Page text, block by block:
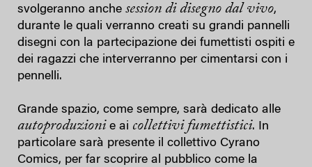
svolgeranno anche session di disegno dal vivo,
durante le quali verranno creati su grandi pannelli
disegni con la partecipazione dei fumettisti ospiti e
dei ragazzi che interverranno per cimentarsi con i
pennelli.
Grande spazio, come sempre, sarà dedicato alle
autoproduzioni e ai collettivi fumettistici. In
particolare sarà presente il collettivo Cyrano
Comics, per far scoprire al pubblico come la